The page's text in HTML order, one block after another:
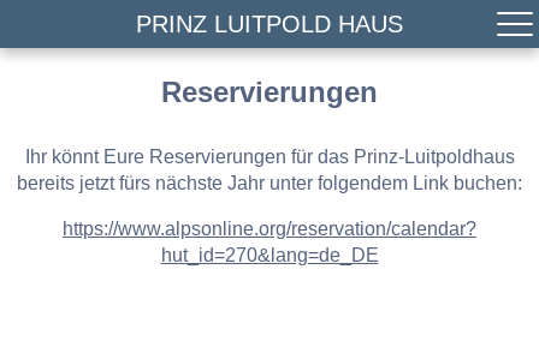
PRINZ LUITPOLD HAUS
Reservierungen
Ihr könnt Eure Reservierungen für das Prinz-Luitpoldhaus
bereits jetzt fürs nächste Jahr unter folgendem Link buchen:
https://www.alpsonline.org/reservation/calendar?
hut_id=270&lang=de_DE